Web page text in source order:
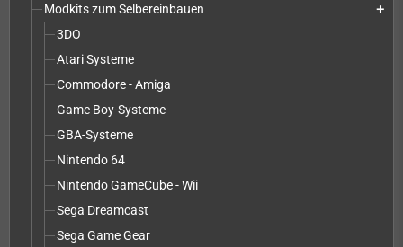
Modkits zum Selbereinbauen add
3DO
Atari Systeme
Commodore - Amiga
Game Boy-Systeme
GBA-Systeme
Nintendo 64
Nintendo GameCube - Wii
Sega Dreamcast
Sega Game Gear